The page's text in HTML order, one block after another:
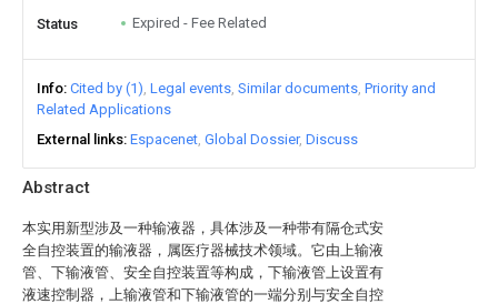
Abstract
本实用新型涉及一种输液器，具体涉及一种带有隔仓式安
全自控装置的输液器，属医疗器械技术领域。它由上输液
管、下输液管、安全自控装置等构成，下输液管上设置有
液速控制器，上输液管和下输液管的一端分别与安全自控
Status Expired - Fee Related
Info Cited by (1) Legal events Similar documents Priority and
Related Applications
External links Espacenet Global Dossier Discuss